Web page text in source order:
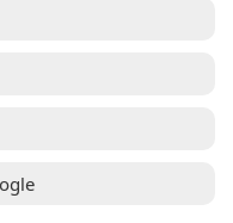
полив в
по желанию